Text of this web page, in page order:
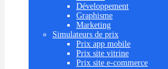
Développement
Graphisme
Marketing
Simulateurs de prix
Prix app mobile
Prix site vitrine
Prix site e-commerce